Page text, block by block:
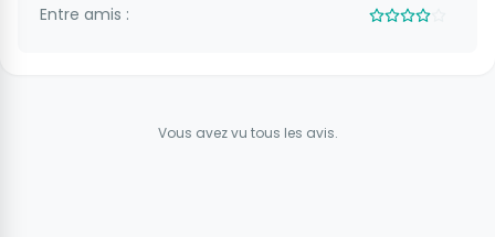
Entre amis :
Vous avez vu tous les avis.